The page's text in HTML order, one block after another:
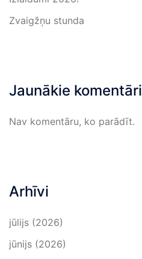
Zvaigžņu stunda
Jaunākie komentāri
Nav komentāru, ko parādīt.
Arhīvi
jūlijs (2026)
jūnijs (2026)